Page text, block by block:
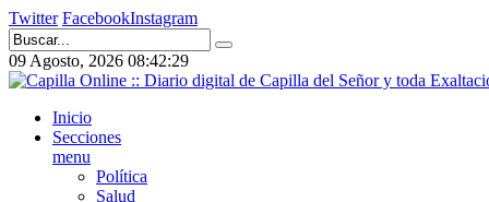
Twitter FacebookInstagram
09 Agosto, 2026 08:42:30
Inicio
Secciones
menu
Política
Salud